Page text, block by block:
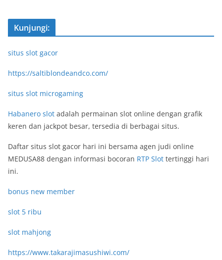
Kunjungi:
situs slot gacor
https://saltiblondeandco.com/
situs slot microgaming
Habanero slot adalah permainan slot online dengan grafik
keren dan jackpot besar, tersedia di berbagai situs.
Daftar situs slot gacor hari ini bersama agen judi online
MEDUSA88 dengan informasi bocoran RTP Slot tertinggi hari
ini.
bonus new member
slot 5 ribu
slot mahjong
https://www.takarajimasushiwi.com/